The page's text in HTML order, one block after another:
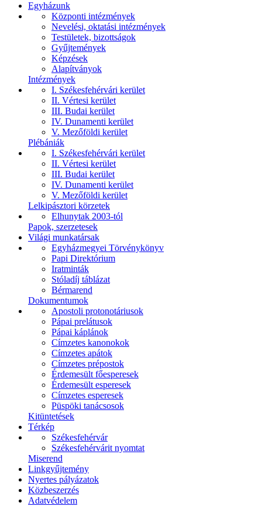
Egyházunk
Központi intézmények
Nevelési, oktatási intézmények
Testületek, bizottságok
Gyűjtemények
Képzések
Alapítványok
Intézmények
I. Székesfehérvári kerület
II. Vértesi kerület
III. Budai kerület
IV. Dunamenti kerület
V. Mezőföldi kerület
Plébániák
I. Székesfehérvári kerület
II. Vértesi kerület
III. Budai kerület
IV. Dunamenti kerület
V. Mezőföldi kerület
Lelkipásztori körzetek
Elhunytak 2003-tól
Papok, szerzetesek
Világi munkatársak
Egyházmegyei Törvénykönyv
Papi Direktórium
Iratminták
Stóladíj táblázat
Bérmarend
Dokumentumok
Apostoli protonotáriusok
Pápai prelátusok
Pápai káplánok
Címzetes kanonokok
Címzetes apátok
Címzetes prépostok
Érdemesült főesperesek
Érdemesült esperesek
Címzetes esperesek
Püspöki tanácsosok
Kitüntetések
Térkép
Székesfehérvár
Székesfehérvárit nyomtat
Miserend
Linkgyűjtemény
Nyertes pályázatok
Közbeszerzés
Adatvédelem